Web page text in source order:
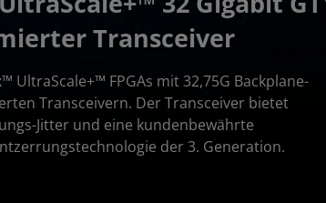
Transceiver
UltraScale+™ FPGAs mit 32,75G Backplane-
Transceivern. Der Transceiver bietet
Jitter und eine kundenbewährte
der 3. Generation.